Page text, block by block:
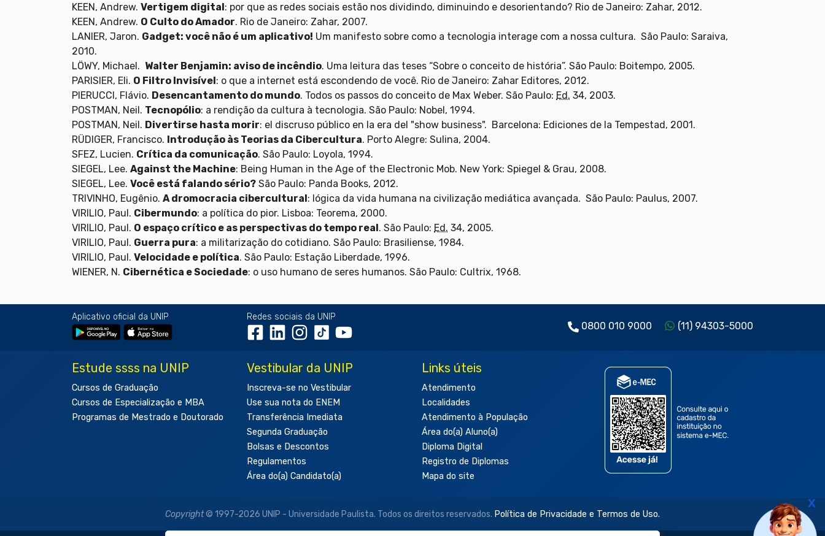
KEEN, Andrew. Vertigem digital: por que as redes sociais estão nos dividindo, diminuindo e desorientando? Rio de Janeiro: Zahar, 2012.
KEEN, Andrew. O Culto do Amador. Rio de Janeiro: Zahar, 2007.
LANIER, Jaron. Gadget: você não é um aplicativo! Um manifesto sobre como a tecnologia interage com a nossa cultura. São Paulo: Saraiva,
2010.
LÖWY, Michael. Walter Benjamin: aviso de incêndio. Uma leitura das teses “Sobre o conceito de história”. São Paulo: Boitempo, 2005.
PARISIER, Eli. O Filtro Invisível: o que a internet está escondendo de você. Rio de Janeiro: Zahar Editores, 2012.
PIERUCCI, Flávio. Desencantamento do mundo. Todos os passos do conceito de Max Weber. São Paulo: Ed. 34, 2003.
POSTMAN, Neil. Tecnopólio: a rendição da cultura à tecnologia. São Paulo: Nobel, 1994.
POSTMAN, Neil. Divertirse hasta morir: el discruso público en la era del "show business". Barcelona: Ediciones de la Tempestad, 2001.
RÜDIGER, Francisco. Introdução às Teorias da Cibercultura. Porto Alegre: Sulina, 2004.
SFEZ, Lucien. Crítica da comunicação. São Paulo: Loyola, 1994.
SIEGEL, Lee. Against the Machine: Being Human in the Age of the Electronic Mob. New York: Spiegel & Grau, 2008.
SIEGEL, Lee. Você está falando sério? São Paulo: Panda Books, 2012.
TRIVINHO, Eugênio. A dromocracia cibercultural: lógica da vida humana na civilização mediática avançada. São Paulo: Paulus, 2007.
VIRILIO, Paul. Cibermundo: a política do pior. Lisboa: Teorema, 2000.
VIRILIO, Paul. O espaço crítico e as perspectivas do tempo real. São Paulo: Ed. 34, 2005.
VIRILIO, Paul. Guerra pura: a militarização do cotidiano. São Paulo: Brasiliense, 1984.
VIRILIO, Paul. Velocidade e política. São Paulo: Estação Liberdade, 1996.
WIENER, N. Cibernética e Sociedade: o uso humano de seres humanos. São Paulo: Cultrix, 1968.
Aplicativo oficial da UNIP Redes sociais da UNIP
0800 010 9000 (11) 94303-5000
Estude ssss na UNIP
Cursos de Graduação
Cursos de Especialização e MBA
Programas de Mestrado e Doutorado
Vestibular da UNIP
Inscreva-se no Vestibular
Use sua nota do ENEM
Transferência Imediata
Segunda Graduação
Bolsas e Descontos
Regulamentos
Área do(a) Candidato(a)
Links úteis
Atendimento
Localidades
Atendimento à População
Área do(a) Aluno(a)
Diploma Digital
Registro de Diplomas
Mapa do site
Copyright© 1997-2026 UNIP - Universidade Paulista. Todos os direitos reservados. Política de Privacidade e Termos de Uso.
X